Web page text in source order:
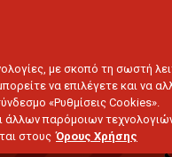
& ΕΠΕΝΔΥΣΕΙΣ ΤΑΞΙΔΙ
με σκοπό τη σωστή
να επιλέγετε και να
«Ρυθμίσεις Cookies».
άλλων παρόμοιων
στους Όρους Χρήσης